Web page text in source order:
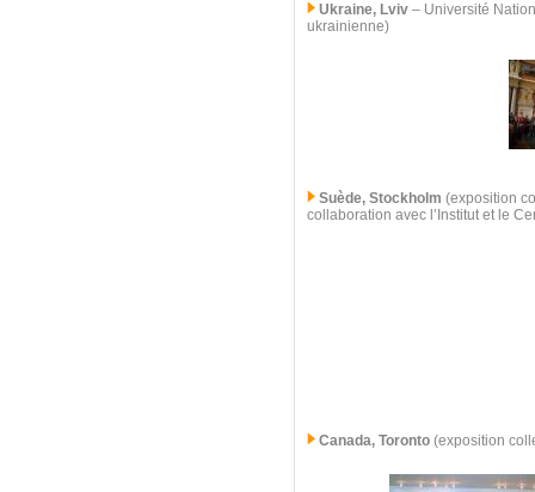
Ukraine, Lviv – Université
ukrainienne)
Suède, Stockholm (exposition
collaboration avec l’Institut et le
Canada, Toronto (exposition